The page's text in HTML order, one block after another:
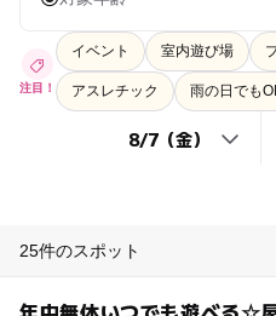
注目！
イベント 室内遊び場
アスレチック 雨の日でも
25件のスポット